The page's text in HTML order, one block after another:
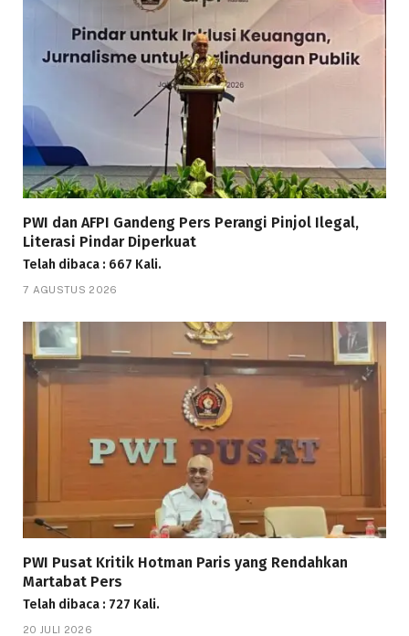
PWI dan AFPI Gandeng Pers Perangi Pinjol Ilegal,
Literasi Pindar Diperkuat
Telah dibaca : 667 Kali.
7 AGUSTUS 2026
PWI Pusat Kritik Hotman Paris yang Rendahkan
Martabat Pers
Telah dibaca : 727 Kali.
20 JULI 2026